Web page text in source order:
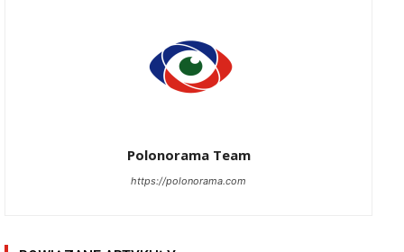
Polonorama Team
https://polonorama.com